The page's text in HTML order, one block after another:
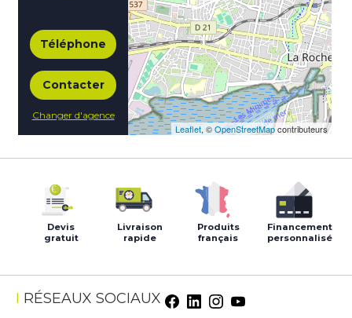
Téléphone
Contacter
Changer d'agence
Leaflet, ©OpenStreetMapcontributeurs
Devis
gratuit
Livraison
rapide
Produits
français
Financement
personnalisé
RÉSEAUX SOCIAUX Facebook
LinkedIn
Instagram
Youtube